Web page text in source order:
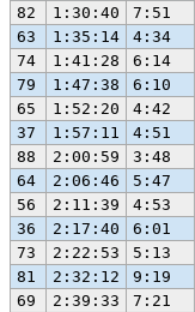
82
1:30:40 7:51
63
1:35:14 4:34
74
1:41:28 6:14
79
1:47:38 6:10
65
1:52:20 4:42
37
1:57:11 4:51
88
2:00:59 3:48
64
2:06:46 5:47
56
2:11:39 4:53
36
2:17:40 6:01
73
2:22:53 5:13
81
2:32:12 9:19
69
2:39:33 7:21